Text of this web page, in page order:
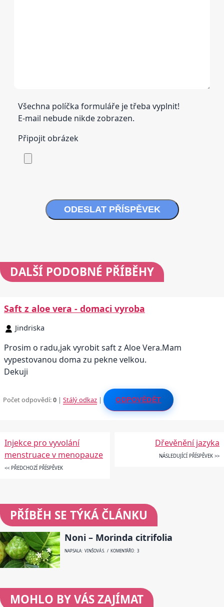
Všechna políčka formuláře je třeba vyplnit!
E-mail nebude nikde zobrazen.
Připojit obrázek
ODESLAT PŘÍSPĚVEK
DALŠÍ PODOBNÉ PŘÍBĚHY
Saft z aloe vera - domaci vyroba
Jindriska
Prosim o radu,jak vyrobit saft z Aloe Vera.Mam
vypestovanou doma zu pekne velkou.
Dekuji
Počet odpovědí:0 |Stálý odkaz | ODPOVĚDĚT
Injekce pro vyvolání
menstruace v menopauze
<< PŘEDCHOZÍ PŘÍSPĚVEK
Dřevěnění jazyka
NÁSLEDUJÍCÍ PŘÍSPĚVEK >>
PŘÍBĚH SE TÝKÁ ČLÁNKU
Noni – Morinda citrifolia
NAPSALA: VINŠOVÁ S. / KOMENTÁŘŮ: 3
MOHLO BY VÁS ZAJÍMAT